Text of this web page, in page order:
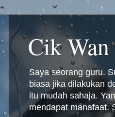
Cik
Saya seorang guru.
biasa jika dilakukan
itu mudah sahaja.
mendapat manafaat.